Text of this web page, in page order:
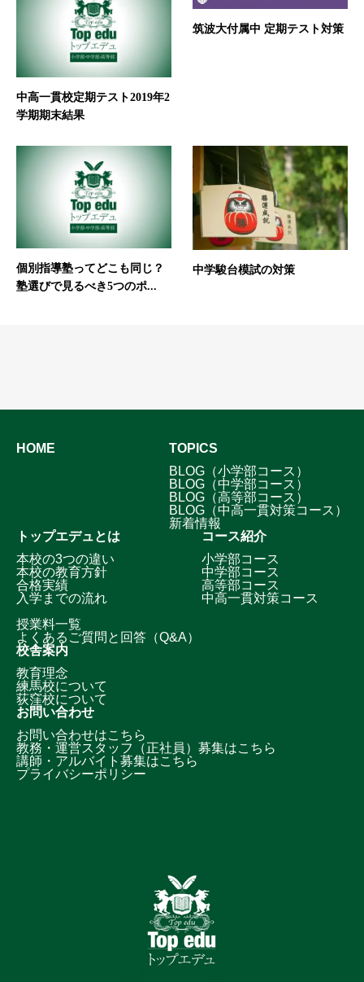
中高一貫校定期テスト2019年2
学期期末結果
筑波大付属中 定期テスト対策
個別指導塾ってどこも同じ？
塾選びで見るべき5つのポ...
中学駿台模試の対策
HOME
TOPICS
BLOG（小学部コース）
BLOG（中学部コース）
BLOG（高等部コース）
BLOG（中高一貫対策コース）
新着情報
トップエデュとは
本校の3つの違い
本校の教育方針
合格実績
入学までの流れ
授業料一覧
よくあるご質問と回答（Q&A）
コース紹介
小学部コース
中学部コース
高等部コース
中高一貫対策コース
校舎案内
教育理念
練馬校について
荻窪校について
お問い合わせ
お問い合わせはこちら
教務・運営スタッフ（正社員）募集はこちら
講師・アルバイト募集はこちら
プライバシーポリシー